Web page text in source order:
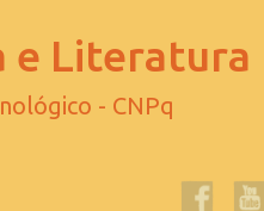
e Literatura
- CNPq